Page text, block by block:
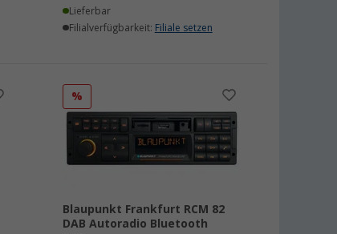
Lieferbar
Filialverfügbarkeit: Filiale setzen
%
Blaupunkt Frankfurt RCM 82
DAB Autoradio Bluetooth